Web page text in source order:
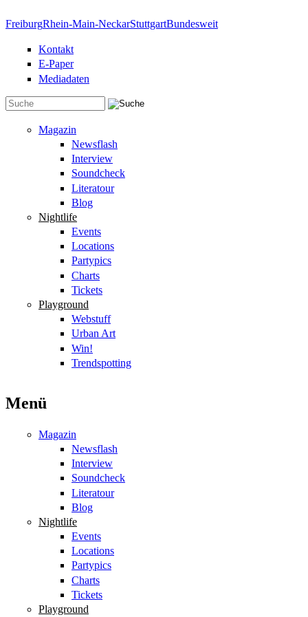
FreiburgRhein-Main-NeckarStuttgartBundesweit
Kontakt
E-Paper
Mediadaten
Magazin
Newsflash
Interview
Soundcheck
Literatour
Blog
Nightlife
Events
Locations
Partypics
Charts
Tickets
Playground
Webstuff
Urban Art
Win!
Trendspotting
Menü
Magazin
Newsflash
Interview
Soundcheck
Literatour
Blog
Nightlife
Events
Locations
Partypics
Charts
Tickets
Playground